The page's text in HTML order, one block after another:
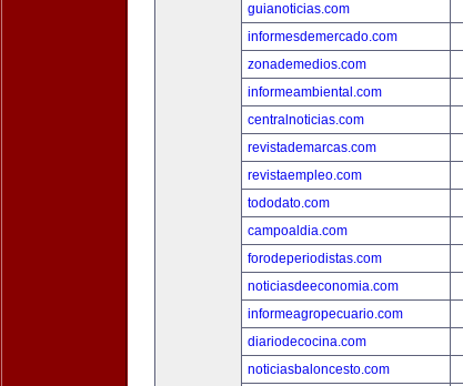
guianoticias.com
informesdemercado.com
zonademedios.com
informeambiental.com
centralnoticias.com
revistademarcas.com
revistaempleo.com
tododato.com
campoaldia.com
forodeperiodistas.com
noticiasdeeconomia.com
informeagropecuario.com
diariodecocina.com
noticiasbaloncesto.com